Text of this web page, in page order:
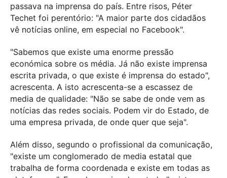
passava na imprensa do país. Entre risos, Péter
Techet foi perentório: "A maior parte dos cidadãos
vê notícias online, em especial no Facebook".
"Sabemos que existe uma enorme pressão
económica sobre os média. Já não existe imprensa
escrita privada, o que existe é imprensa do estado",
acrescenta. A isto acrescenta-se a escassez de
media de qualidade: "Não se sabe de onde vem as
notícias das redes sociais. Podem vir do Estado, de
uma empresa privada, de onde quer que seja".
Além disso, segundo o profissional da comunicação,
"existe um conglomerado de media estatal que
trabalha de forma coordenada e existe em todas as